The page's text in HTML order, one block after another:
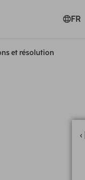
FR
et résolution